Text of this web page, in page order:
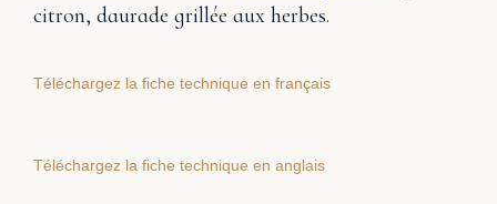
citron, daurade grillée aux herbes.
Téléchargez la fiche technique en français
Téléchargez la fiche technique en anglais